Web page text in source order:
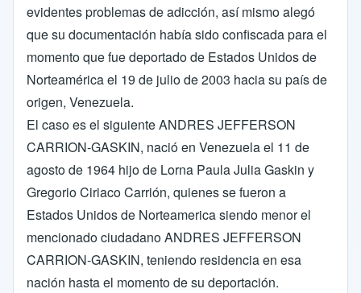
evidentes problemas de adicción, así mismo alegó
que su documentación había sido confiscada para el
momento que fue deportado de Estados Unidos de
Norteamérica el 19 de julio de 2003 hacia su país de
origen, Venezuela.
El caso es el siguiente ANDRES JEFFERSON
CARRION-GASKIN, nació en Venezuela el 11 de
agosto de 1964 hijo de Lorna Paula Julia Gaskin y
Gregorio Ciriaco Carrión, quienes se fueron a
Estados Unidos de Norteamerica siendo menor el
mencionado ciudadano ANDRES JEFFERSON
CARRION-GASKIN, teniendo residencia en esa
nación hasta el momento de su deportación.